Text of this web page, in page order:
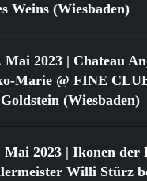
Weins (Wiesbaden)
Mai 2023 | Chateau
Marie @ FINE
(Wiesbaden)
Mai 2023 | Ikonen der
Willi Stürz